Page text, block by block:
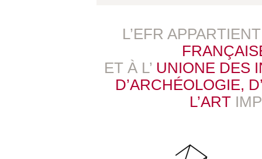
L’EFR
ET À L’ UNIONE DES
D’ARCHÉOLOGIE,
L’ART